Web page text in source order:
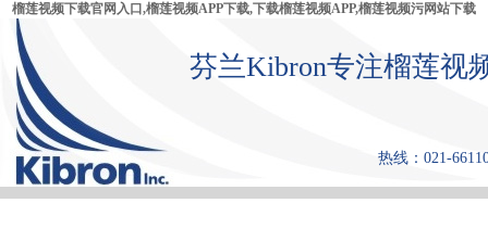
榴莲视频下载官网入口,榴莲视频APP下载,下载榴莲视频APP,榴莲视频污网站下载
芬兰Kibron专注榴莲视
热线：021-
首 页 产品中心 张力仪